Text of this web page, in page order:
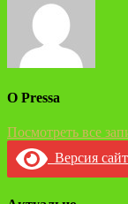
О Pressa
Посмотреть все
Версия